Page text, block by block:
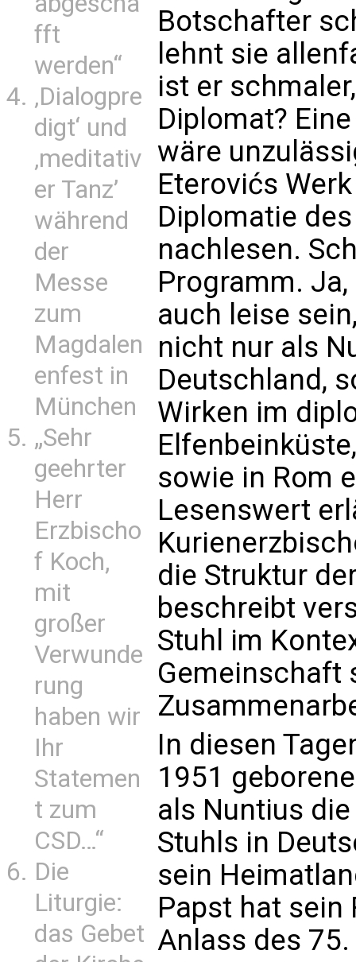
fft
werden“
‚Dialogpre
digt‘ und
‚meditativ
er Tanz’
während
der
Messe
zum
Magdalen
enfest in
München
„Sehr
geehrter
Herr
Erzbischo
f Koch,
mit
großer
Verwunde
rung
haben wir
Ihr
Statemen
t zum
CSD…“
Die
Liturgie:
das Gebet
Botschafter
lehnt sie
ist er
Diplomat?
wäre
Eterovićs
Diplomatie
nachlesen.
Programm.
auch leise
nicht nur als
Deutschland,
Wirken im
sowie in Rom
Lesenswert
die Struktur
beschreibt
Stuhl im
Gemeinschaft
In diesen
1951
als Nuntius
Stuhls in
sein
Papst hat
Anlass des